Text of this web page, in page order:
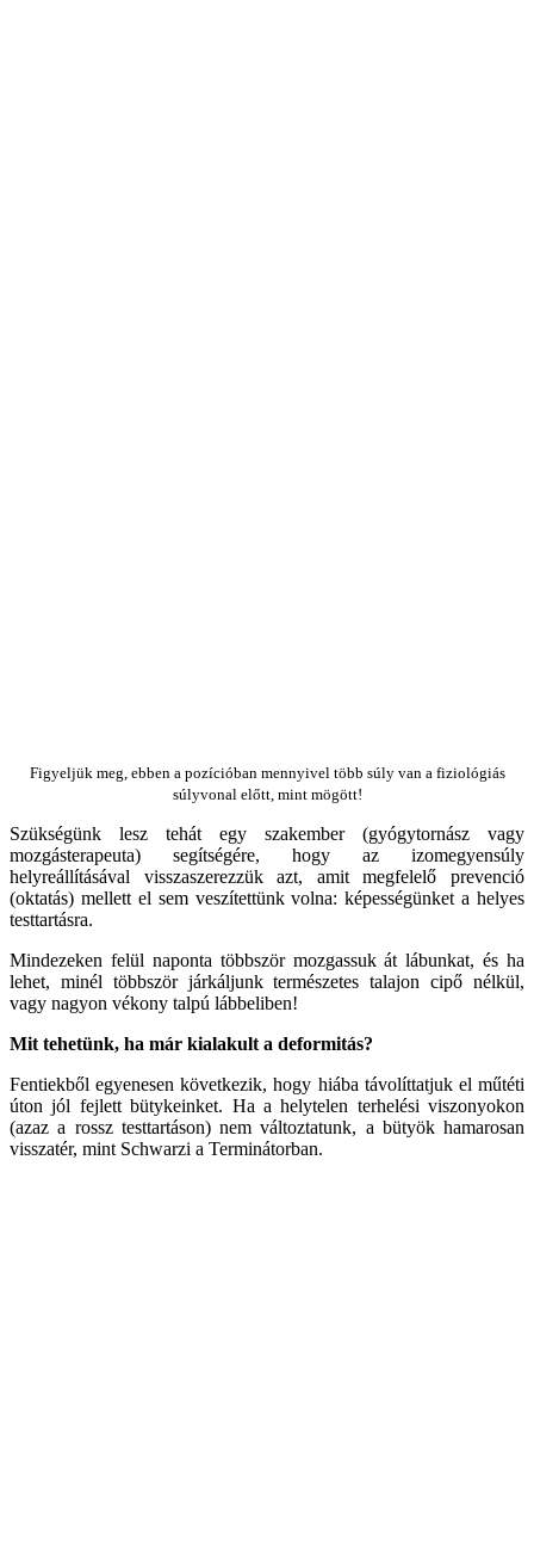
Figyeljük meg, ebben a pozícióban mennyivel több súly van a fiziológiás
súlyvonal előtt, mint mögött!
Szükségünk lesz tehát egy szakember (gyógytornász vagy
mozgásterapeuta) segítségére, hogy az izomegyensúly
helyreállításával visszaszerezzük azt, amit megfelelő prevenció
(oktatás) mellett el sem veszítettünk volna: képességünket a helyes
testtartásra.
Mindezeken felül naponta többször mozgassuk át lábunkat, és ha
lehet, minél többször járkáljunk természetes talajon cipő nélkül,
vagy nagyon vékony talpú lábbeliben!
Mit tehetünk, ha már kialakult a deformitás?
Fentiekből egyenesen következik, hogy hiába távolíttatjuk el műtéti
úton jól fejlett bütykeinket. Ha a helytelen terhelési viszonyokon
(azaz a rossz testtartáson) nem változtatunk, a bütyök hamarosan
visszatér, mint Schwarzi a Terminátorban.